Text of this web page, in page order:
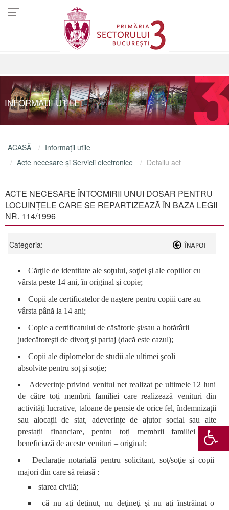
INFORMAŢII UTILE
ACASĂ
Informaţii utile
Acte necesare şi Servicii electronice
Detaliu act
ACTE NECESARE ÎNTOCMIRII UNUI DOSAR PENTRU
LOCUINŢELE CARE SE REPARTIZEAZĂ ÎN BAZA LEGII
NR. 114/1996
Categoria:
Cărţile de identitate ale soţului, soţiei şi ale copiilor cu
vârsta peste 14 ani, în original şi copie;
Copii ale certificatelor de naştere pentru copiii care au
vârsta până la 14 ani;
Copie a certificatului de căsătorie şi/sau a hotărârii
judecătoreşti de divorţ şi partaj (dacă este cazul);
Copii ale diplomelor de studii ale ultimei şcoli
absolvite pentru soț și soție;
Adeverinţe privind venitul net realizat pe ultimele 12 luni
de către toți membrii familiei care realizează venituri din
activități lucrative, taloane de pensie de orice fel, îndemnizații
sau alocații de stat, adeverințe de ajutor social sau alte
prestații financiare, pentru toți membrii familiei care
beneficiază de aceste venituri – original;
Declaraţie notarială pentru solicitant, soţ/soţie şi copii
majori din care să reiasă :
starea civilă;
că nu aţi deţinut, nu deţineţi şi nu aţi înstrăinat o